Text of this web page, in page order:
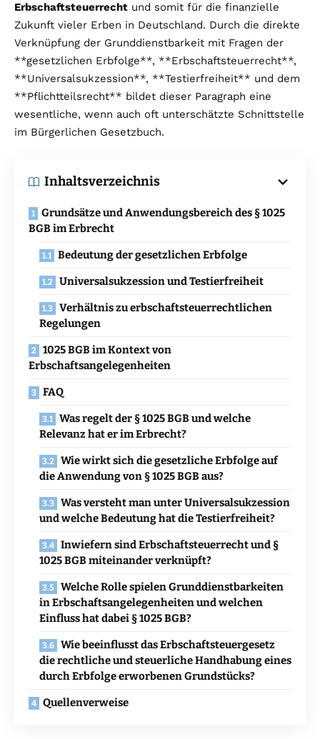
Erbschaftsteuerrecht und somit für die finanzielle
Zukunft vieler Erben in Deutschland. Durch die direkte
Verknüpfung der Grunddienstbarkeit mit Fragen der
**gesetzlichen Erbfolge**, **Erbschaftsteuerrecht**,
**Universalsukzession**, **Testierfreiheit** und dem
**Pflichtteilsrecht** bildet dieser Paragraph eine
wesentliche, wenn auch oft unterschätzte Schnittstelle
im Bürgerlichen Gesetzbuch.
Inhaltsverzeichnis
Grundsätze und Anwendungsbereich des § 1025
BGB im Erbrecht
Bedeutung der gesetzlichen Erbfolge
Universalsukzession und Testierfreiheit
Verhältnis zu erbschaftsteuerrechtlichen
Regelungen
1025 BGB im Kontext von
Erbschaftsangelegenheiten
FAQ
Was regelt der § 1025 BGB und welche
Relevanz hat er im Erbrecht?
Wie wirkt sich die gesetzliche Erbfolge auf
die Anwendung von § 1025 BGB aus?
Was versteht man unter Universalsukzession
und welche Bedeutung hat die Testierfreiheit?
Inwiefern sind Erbschaftsteuerrecht und §
1025 BGB miteinander verknüpft?
Welche Rolle spielen Grunddienstbarkeiten
in Erbschaftsangelegenheiten und welchen
Einfluss hat dabei § 1025 BGB?
Wie beeinflusst das Erbschaftsteuergesetz
die rechtliche und steuerliche Handhabung eines
durch Erbfolge erworbenen Grundstücks?
Quellenverweise